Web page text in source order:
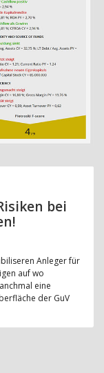
bei
Anleger für
auf wo
eine
der GuV